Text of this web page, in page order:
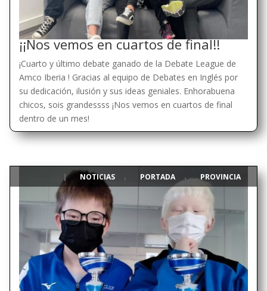
¡¡Nos vemos en cuartos de final!!
¡Cuarto y último debate ganado de la Debate League de
Amco Iberia ! Gracias al equipo de Debates en Inglés por
su dedicación, ilusión y sus ideas geniales. Enhorabuena
chicos, sois grandessss ¡Nos vemos en cuartos de final
dentro de un mes!
| NOTICIAS , PORTADA , PROVINCIA